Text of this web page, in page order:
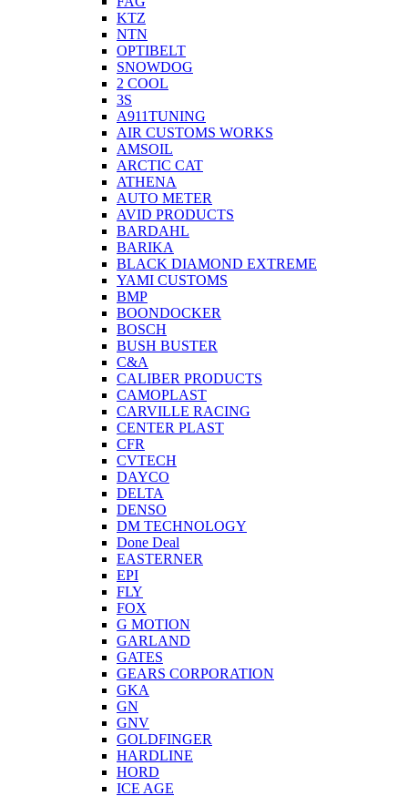
KTZ
NTN
OPTIBELT
SNOWDOG
2 СOOL
3S
A911TUNING
AIR CUSTOMS WORKS
AMSOIL
ARCTIC CAT
ATHENA
AUTO METER
AVID PRODUCTS
BARDAHL
BARIKA
BLACK DIAMOND EXTREME
YAMI CUSTOMS
BMP
BOONDOCKER
BOSCH
BUSH BUSTER
C&A
CALIBER PRODUCTS
CAMOPLAST
CARVILLE RACING
CENTER PLAST
CFR
CVTECH
DAYCO
DELTA
DENSO
DM TECHNOLOGY
Done Deal
EASTERNER
EPI
FLY
FOX
G MOTION
GARLAND
GATES
GEARS CORPORATION
GKA
GN
GNV
GOLDFINGER
HARDLINE
HORD
ICE AGE